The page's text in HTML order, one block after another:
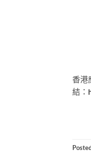
香港
結：